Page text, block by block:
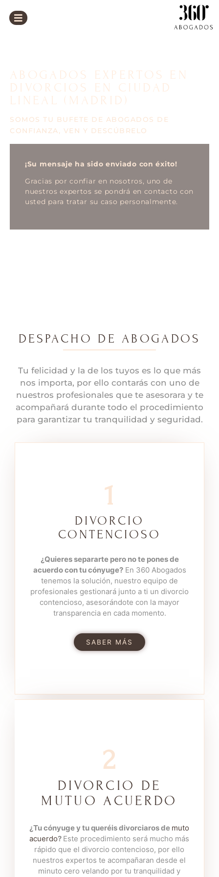
ABOGADOS EXPERTOS EN
DIVORCIOS EN CIUDAD
LINEAL (MADRID)
SOMOS TU BUFETE DE ABOGADOS DE
CONFIANZA, VEN Y DESCÚBRELO
¡Su mensaje ha sido enviado con éxito!
Gracias por confiar en nosotros, uno de
nuestros expertos se pondrá en contacto con
usted para tratar su caso personalmente.
DESPACHO DE ABOGADOS
Tu felicidad y la de los tuyos es lo que más
nos importa, por ello contarás con uno de
nuestros profesionales que te asesorara y te
acompañará durante todo el procedimiento
para garantizar tu tranquilidad y seguridad.
1
DIVORCIO
CONTENCIOSO
¿Quieres separarte pero no te pones de
acuerdo con tu cónyuge?En 360 Abogados
tenemos la solución, nuestro equipo de
profesionales gestionará junto a ti un divorcio
contencioso, asesorándote con la mayor
transparencia en cada momento.
SABER MÁS
Contacta Con Nuestros
Expertos
En 360 Abogados comprendemos a cada
uno de nuestros clientes, por ello nos
adaptamos a ellos para velar por su
tranquilidad y felicidad.
Contacta con uno de nuestros expertos y
estudiaremos tu caso para darte la solución
2
DIVORCIO DE
MUTUO ACUERDO
¿Tu cónyuge y tu queréis divorciaros de muto
acuerdo? Este procedimiento será mucho más
rápido que el divorcio contencioso, por ello
nuestros expertos te acompañaran desde el
minuto cero velando por tu tranquilidad y
Expertos
En 360 Abogados podemos ayudarte, solo
tienes que
contactar con uno de nuestros
expertos y sin ningún compromiso